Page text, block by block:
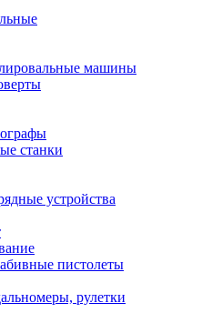
машины
станки
устройства
пистолеты
рулетки